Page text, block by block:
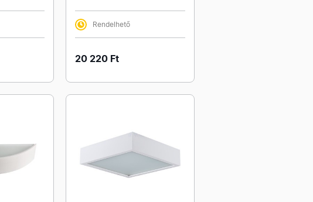
Rendelhető
20 220 Ft